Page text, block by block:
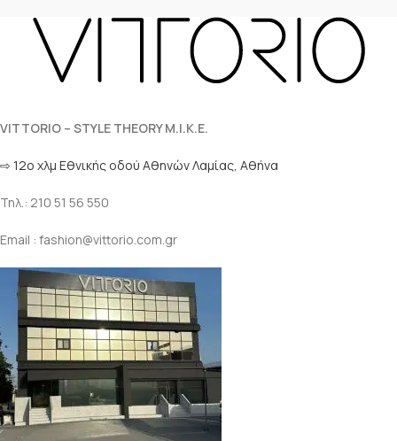
VITTORIO – STYLE THEORY M.I.K.E.
⇨ 12ο χλμ Eθνικής οδού Αθηνών Λαμίας, Αθήνα
Τηλ.: 210 51 56 550
Email : fashion@vittorio.com.gr